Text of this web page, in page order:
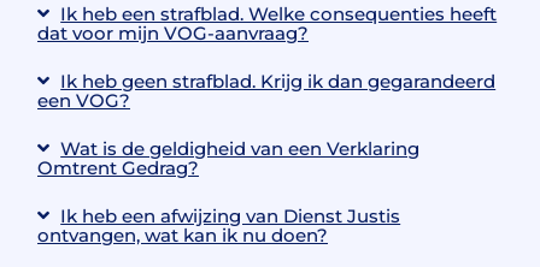
Ik heb een strafblad. Welke consequenties heeft
dat voor mijn VOG-aanvraag?
Ik heb geen strafblad. Krijg ik dan gegarandeerd
een VOG?
Wat is de geldigheid van een Verklaring
Omtrent Gedrag?
Ik heb een afwijzing van Dienst Justis
ontvangen, wat kan ik nu doen?